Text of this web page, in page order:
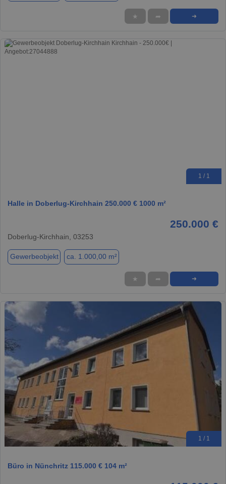
★ ➦ ➜
1 / 1
Halle in Doberlug-Kirchhain 250.000 € 1000 m²
250.000 €
Doberlug-Kirchhain, 03253
Gewerbeobjekt ca. 1.000,00 m²
★ ➦ ➜
1 / 1
Büro in Nünchritz 115.000 € 104 m²